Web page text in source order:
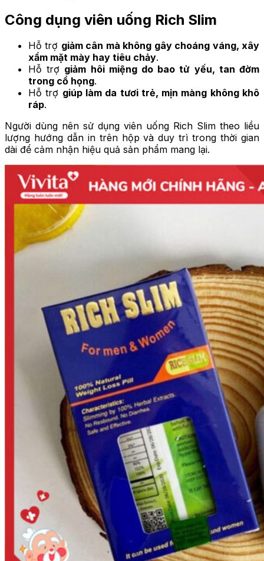
Công dụng viên uống Rich Slim
Hỗ trợ giảm cân mà không gây choáng váng, xây
xẩm mặt mày hay tiêu chảy.
Hỗ trợ giảm hôi miệng do bao tử yếu, tan đờm
trong cổ họng.
Hỗ trợ giúp làm da tươi trẻ, mịn màng không khô
ráp.
Người dùng nên sử dụng viên uống Rich Slim theo liều
lượng hướng dẫn in trên hộp và duy trì trong thời gian
dài để cảm nhận hiệu quả sản phẩm mang lại.